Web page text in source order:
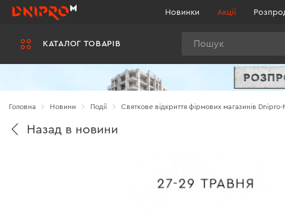
КАТАЛОГ ТОВАРІВ
Новинки Акції
Головна Новини Події Святкове відкриття фірмових магазинів Dnipro-
Назад в новини